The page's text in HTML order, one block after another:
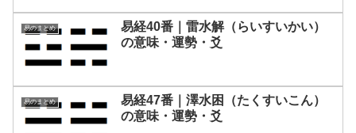
易のまとめ
易経40番｜雷水解（らいすいかい）
の意味・運勢・爻
易のまとめ
易経47番｜澤水困（たくすいこん）
の意味・運勢・爻